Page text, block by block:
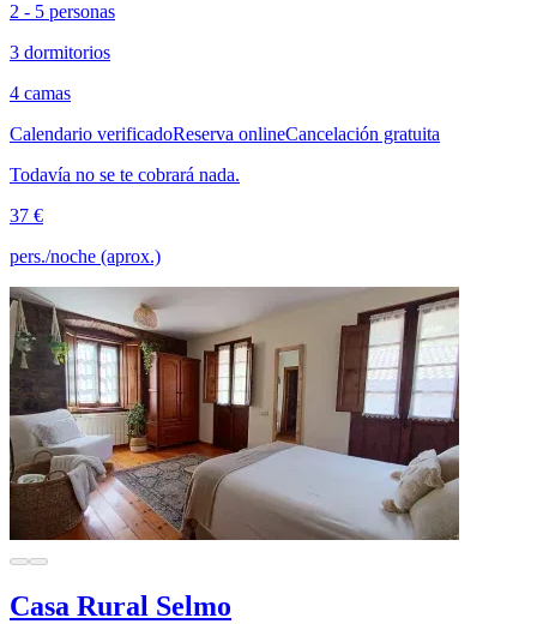
2 - 5 personas
3 dormitorios
4 camas
Calendario verificadoReserva onlineCancelación gratuita
Todavía no se te cobrará nada.
37 €
pers./noche (aprox.)
Casa Rural Selmo